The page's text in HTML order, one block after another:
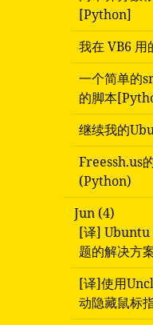
[Python]
我在 VB6 用
一个简单的
的脚本
继续我的
Freessh.us
(Python)
Jun (4)
[译] Ubuntu
题的解决方
[译]使用
动隐藏鼠标